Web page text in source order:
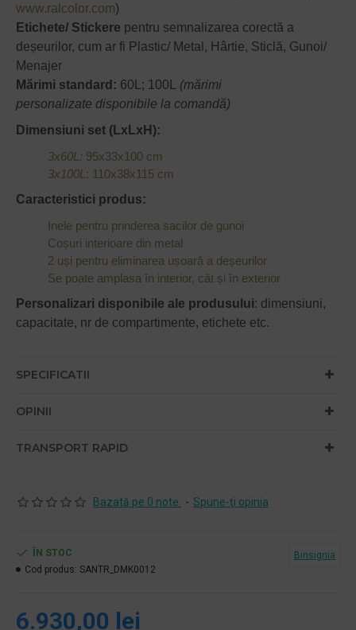
www.ralcolor.com)
Etichete/ Stickere pentru semnalizarea corectă a
deșeurilor, cum ar fi Plastic/ Metal, Hârtie, Sticlă, Gunoi/
Menajer
Mărimi standard: 60L; 100L (mărimi
personalizate disponibile la comandă)
Dimensiuni set (LxLxH):
3x60L: 95x33x100 cm
3x100L : 110x38x115 cm
Caracteristici produs:
Inele pentru prinderea sacilor de gunoi
Coșuri interioare din metal
2 uși pentru eliminarea ușoară a deșeurilor
Se poate amplasa în interior, cât și în exterior
Personalizari disponibile ale produsului: dimensiuni,
capacitate, nr de compartimente, etichete etc.
SPECIFICATII
OPINII
TRANSPORT RAPID
Bazată pe 0 note. - Spune-ţi opinia
6.930,00 lei
ÎN STOC
Cod produs: SANTR_DMK0012
Binsignia